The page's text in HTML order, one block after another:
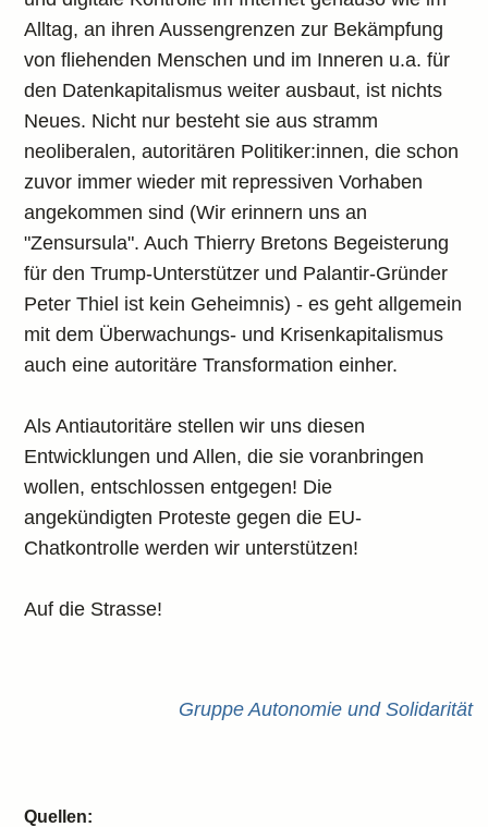
Alltag, an ihren Aussengrenzen zur Bekämpfung
von fliehenden Menschen und im Inneren u.a. für
den Datenkapitalismus weiter ausbaut, ist nichts
Neues. Nicht nur besteht sie aus stramm
neoliberalen, autoritären Politiker:innen, die schon
zuvor immer wieder mit repressiven Vorhaben
angekommen sind (Wir erinnern uns an
"Zensursula". Auch Thierry Bretons Begeisterung
für den Trump-Unterstützer und Palantir-Gründer
Peter Thiel ist kein Geheimnis) - es geht allgemein
mit dem Überwachungs- und Krisenkapitalismus
auch eine autoritäre Transformation einher.
Als Antiautoritäre stellen wir uns diesen
Entwicklungen und Allen, die sie voranbringen
wollen, entschlossen entgegen! Die
angekündigten Proteste gegen die EU-
Chatkontrolle werden wir unterstützen!
Auf die Strasse!
Gruppe Autonomie und Solidarität
Quellen: